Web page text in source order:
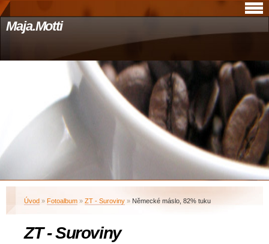
Maja.Motti
Úvod » Fotoalbum » ZT - Suroviny » Německé máslo, 82% tuku
ZT - Suroviny